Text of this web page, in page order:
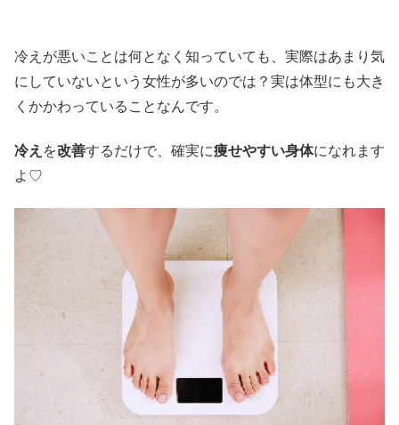
冷えが悪いことは何となく知っていても、実際はあまり気
にしていないという女性が多いのでは？実は体型にも大き
くかかわっていることなんです。
冷え を改善するだけで、確実に痩せやすい身体になれます
よ♡